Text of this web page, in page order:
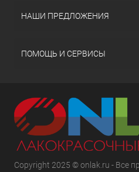
НАШИ ПРЕДЛОЖЕНИЯ
ПОМОЩЬ И СЕРВИСЫ
Copyright 2025 © onlak.ru - Все